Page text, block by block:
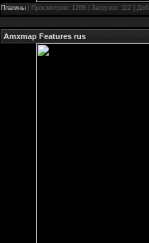
Плагины | Просмотров: 1266 | Загрузок: 112 |
Amxmap Features rus